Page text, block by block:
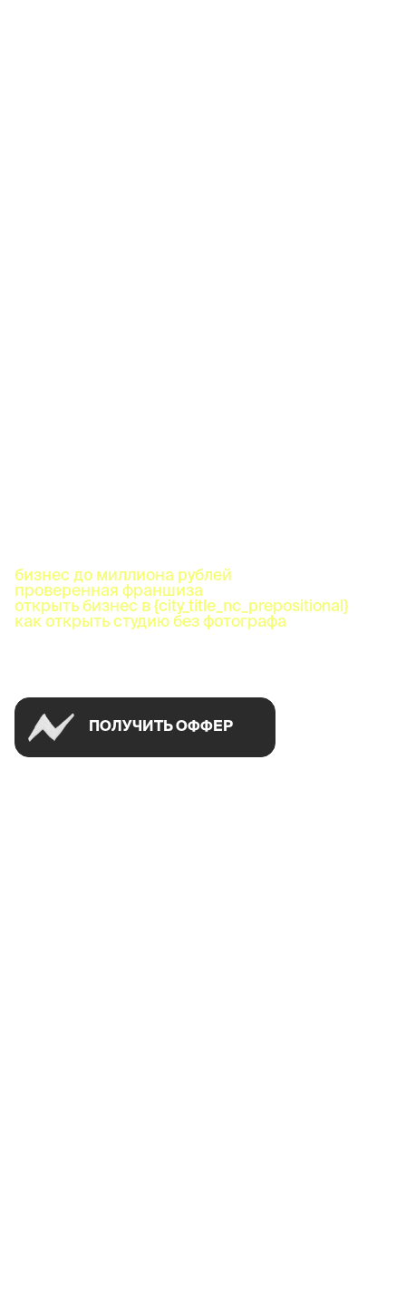
бизнес до миллиона рублей
проверенная франшиза
открыть бизнес в {city_title_nc_prepositional}
как открыть студию без фотографа
ПОЛУЧИТЬ ОФФЕР